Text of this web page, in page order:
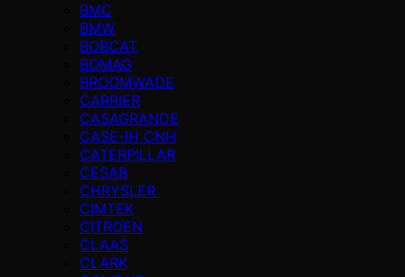
BMC
BMW
BOBCAT
BOMAG
BROOMWADE
CARRIER
CASAGRANDE
CASE-IH CNH
CATERPILLAR
CESAB
CHRYSLER
CIMTEK
CITROEN
CLAAS
CLARK